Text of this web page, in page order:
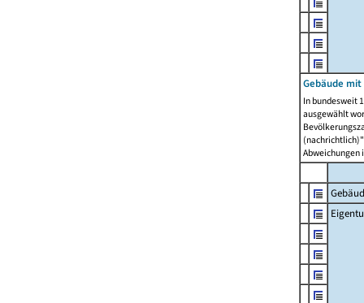
Gebäude
In bundesweit
ausgewählt
Abweichungen